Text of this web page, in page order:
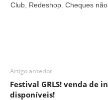
Club, Redeshop. Cheques
Artigo anterior
Festival GRLS! venda de
disponíveis!